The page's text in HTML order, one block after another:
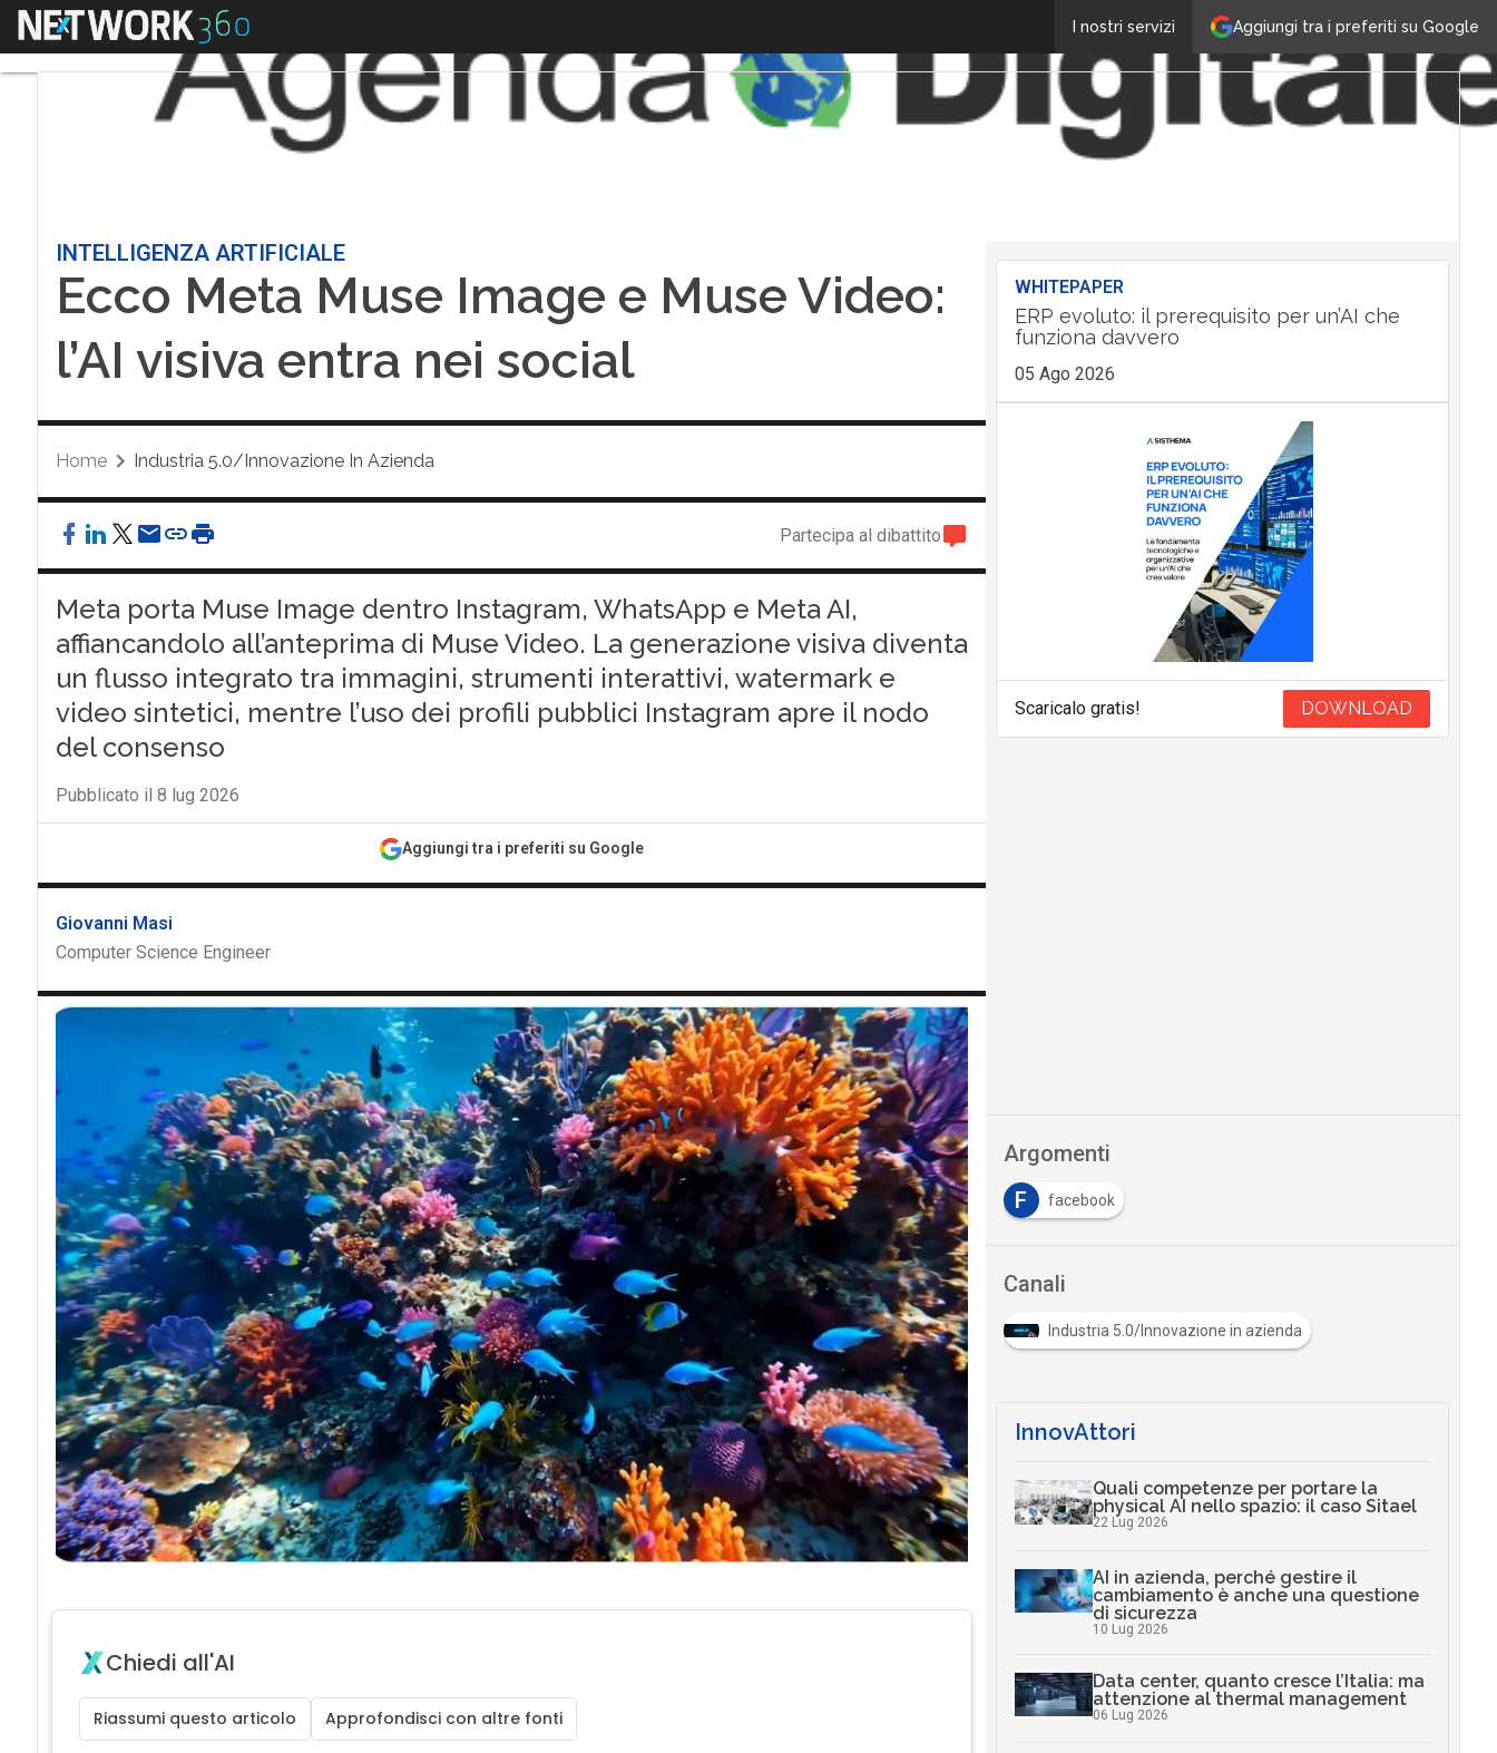
Aggiungi tra i preferiti su Google
I nostri servizi
Menu
INTELLIGENZA ARTIFICIALE
Ecco Meta Muse Image e Muse Video:
l’AI visiva entra nei social
Home Industria 5.0/Innovazione In Azienda
Partecipa al dibattito
Meta porta Muse Image dentro Instagram, WhatsApp e Meta AI,
affiancandolo all’anteprima di Muse Video. La generazione visiva diventa
un flusso integrato tra immagini, strumenti interattivi, watermark e
video sintetici, mentre l’uso dei profili pubblici Instagram apre il nodo
del consenso
Pubblicato il 8 lug 2026
Aggiungi tra i preferiti su Google
Giovanni Masi
Computer Science Engineer
Chiedi all'AI
Riassumi questo articolo Approfondisci con altre fonti
WHITEPAPER
ERP evoluto: il prerequisito per un’AI che
funziona davvero
05 Ago 2026
Scaricalo gratis! DOWNLOAD
Argomenti
F
facebook
Canali
Industria 5.0/Innovazione in azienda
InnovAttori
Quali competenze per portare la
physical AI nello spazio: il caso Sitael
22 Lug 2026
AI in azienda, perché gestire il
cambiamento è anche una questione
di sicurezza
10 Lug 2026
Data center, quanto cresce l’Italia: ma
attenzione al thermal management
06 Lug 2026